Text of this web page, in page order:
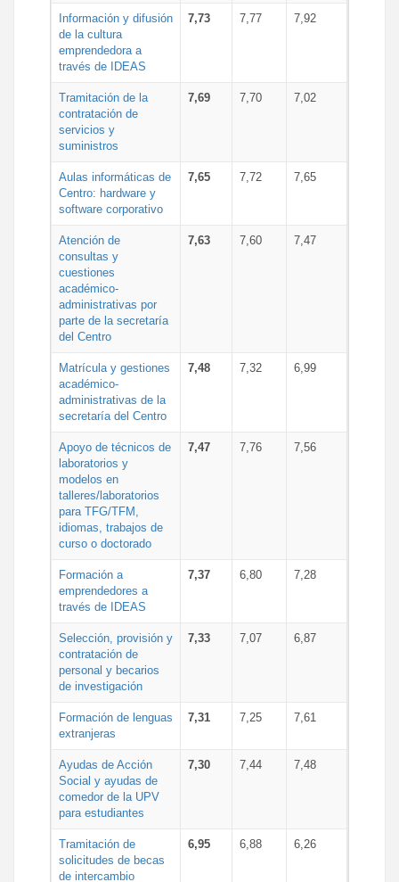
Información y difusión
de la cultura
emprendedora a
través de IDEAS
7,73 7,77 7,92
Tramitación de la
contratación de
servicios y
suministros
7,69 7,70 7,02
Aulas informáticas de
Centro: hardware y
software corporativo
7,65 7,72 7,65
Atención de
consultas y
cuestiones
académico-
administrativas por
parte de la secretaría
del Centro
7,63 7,60 7,47
Matrícula y gestiones
académico-
administrativas de la
secretaría del Centro
7,48 7,32 6,99
Apoyo de técnicos de
laboratorios y
modelos en
talleres/laboratorios
para TFG/TFM,
idiomas, trabajos de
curso o doctorado
7,47 7,76 7,56
Formación a
emprendedores a
través de IDEAS
7,37 6,80 7,28
Selección, provisión y
contratación de
personal y becarios
de investigación
7,33 7,07 6,87
Formación de lenguas
extranjeras
7,31 7,25 7,61
Ayudas de Acción
Social y ayudas de
comedor de la UPV
para estudiantes
7,30 7,44 7,48
Tramitación de
solicitudes de becas
de intercambio
6,95 6,88 6,26